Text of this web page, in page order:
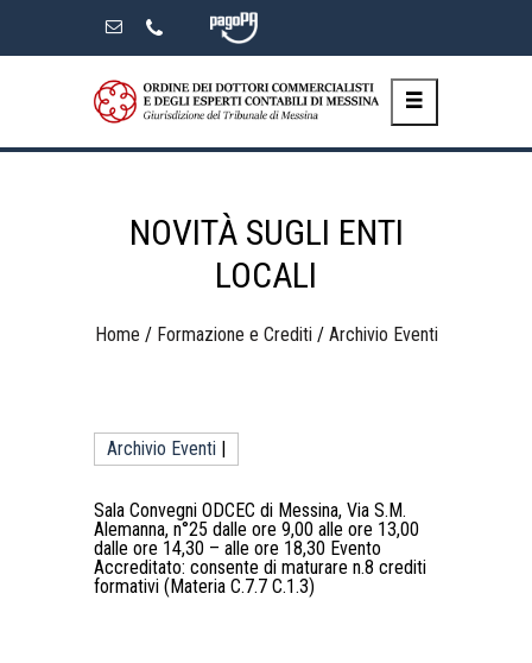
NOVITÀ SUGLI ENTI
LOCALI
Home / Formazione e Crediti / Archivio Eventi
Archivio Eventi
Sala Convegni ODCEC di Messina, Via S.M.
Alemanna, n°25 dalle ore 9,00 alle ore 13,00
dalle ore 14,30 – alle ore 18,30 Evento
Accreditato: consente di maturare n.8 crediti
formativi (Materia C.7.7 C.1.3)